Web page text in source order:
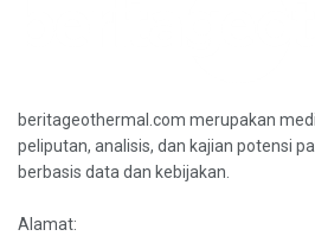
beritageothermal.com merupakan
peliputan, analisis, dan kajian potensi
berbasis data dan kebijakan.
Alamat: